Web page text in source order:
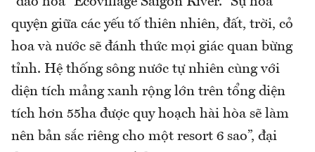
quyện giữa các yếu tố thiên nhiên, đất, trời, cỏ
hoa và nước sẽ đánh thức mọi giác quan bừng
tỉnh. Hệ thống sông nước tự nhiên cùng với
diện tích mảng xanh rộng lớn trên tổng diện
tích hơn 55ha được quy hoạch hài hòa sẽ làm
nên bản sắc riêng cho một resort 6 sao”, đại